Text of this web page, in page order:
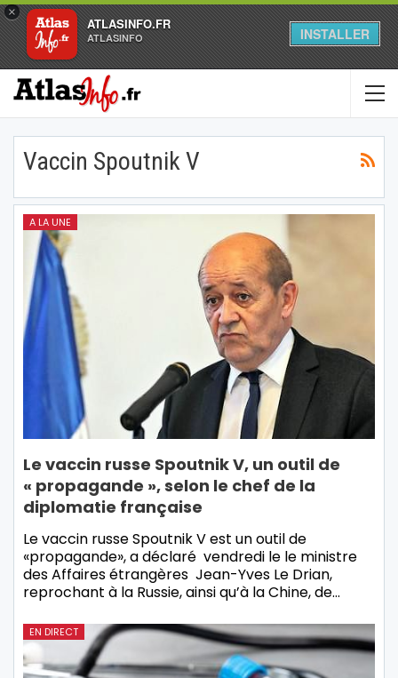
×
ATLASINFO.FR
ATLASINFO INSTALLER
Vaccin Spoutnik V
A LA UNE
Le vaccin russe Spoutnik V, un outil de
« propagande », selon le chef de la
diplomatie française
Le vaccin russe Spoutnik V est un outil de
«propagande», a déclaré vendredi le le ministre
des Affaires étrangères Jean-Yves Le Drian,
reprochant à la Russie, ainsi qu’à la Chine, de…
EN DIRECT